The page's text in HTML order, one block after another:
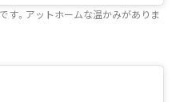
す。アットホームな温かみがありま